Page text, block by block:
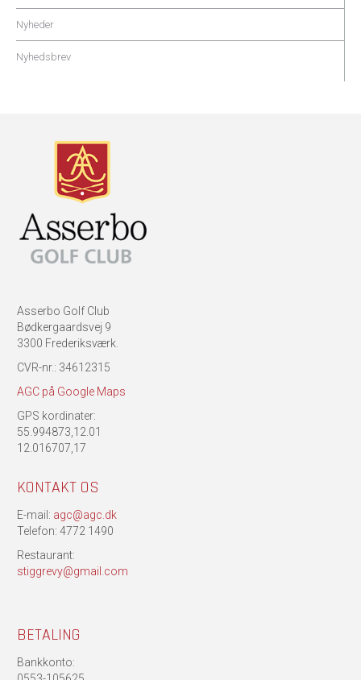
Nyheder
Nyhedsbrev
Asserbo Golf Club
Bødkergaardsvej 9
3300 Frederiksværk.
CVR-nr.: 34612315
AGC på Google Maps
GPS kordinater:
55.994873,12.01
12.016707,17
KONTAKT OS
E-mail: agc@agc.dk
Telefon: 4772 1490
Restaurant:
stiggrevy@gmail.com
BETALING
Bankkonto: